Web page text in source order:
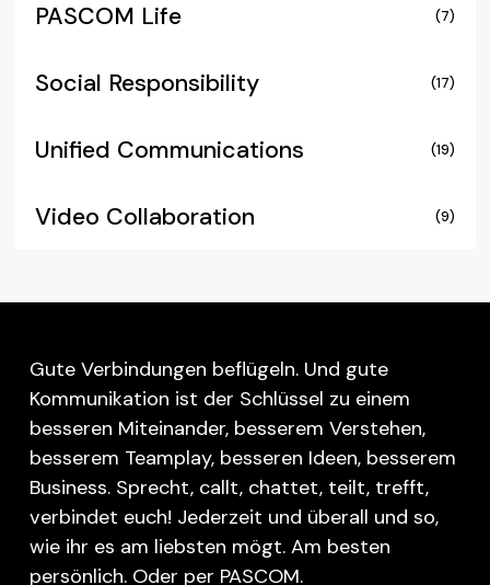
PASCOM Life (7)
Social Responsibility (17)
Unified Communications (19)
Video Collaboration (9)
Gute Verbindungen beflügeln. Und gute
Kommunikation ist der Schlüssel zu einem
besseren Miteinander, besserem Verstehen,
besserem Teamplay, besseren Ideen, besserem
Business. Sprecht, callt, chattet, teilt, trefft,
verbindet euch! Jederzeit und überall und so,
wie ihr es am liebsten mögt. Am besten
persönlich. Oder per PASCOM.